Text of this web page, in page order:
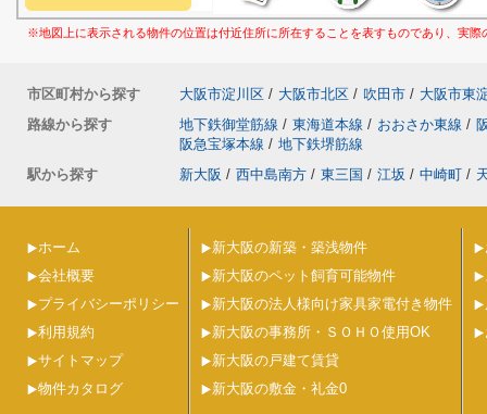
※地図上に表示される物件の位置は付近住所に所在することを表すものであり、実
市区町村から探す 大阪市淀川区 / 大阪市北区 / 吹田市 / 大阪市東
路線から探す
地下鉄御堂筋線 / 東海道本線 / おおさか東線 /
阪急宝塚本線 / 地下鉄堺筋線
駅から探す
新大阪 / 西中島南方 / 東三国 / 江坂 / 中崎町 /
ホーム
会社概要
プライバシーポリシー
利用規約
サイトマップ
物件カタログ
新大阪の新築・築浅物件
新大阪のペット飼育可能物件
新大阪の法人様向け家具家電付き物件
新大阪の事務所・ＳＯＨＯ使用OK
新大阪の戸建て賃貸
新大阪の敷金・礼金0